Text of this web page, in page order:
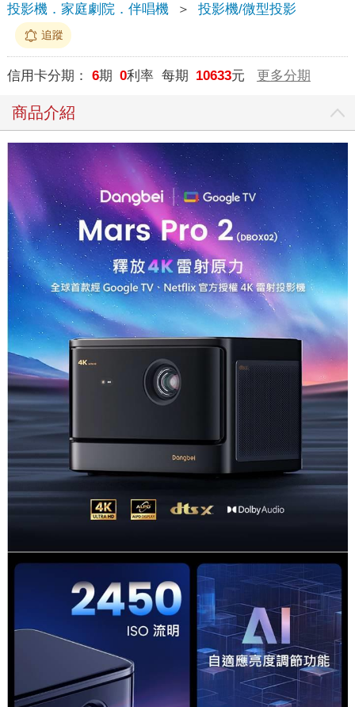
投影機．家庭劇院．伴唱機
＞ 投影機/微型投影
追蹤
信用卡分期： 6期 0利率 每期 10633元 更多分期
商品介紹